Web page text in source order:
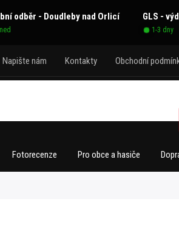
odběr - Doudleby nad Orlicí GLS -
1-3 dny
Napište nám Kontakty Obchodní
Fotorecenze Pro obce a hasiče